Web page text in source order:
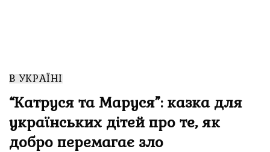
В УКРАЇНІ
“Катруся та Маруся”: казка для
українських дітей про те, як
добро перемагає зло